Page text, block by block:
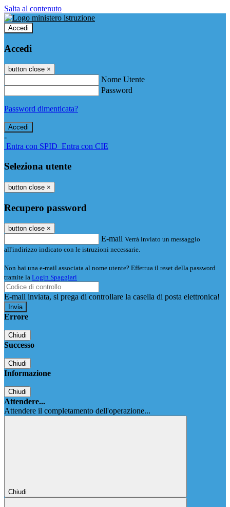
Salta al contenuto
Accedi
Accedi
button close ×
Nome Utente
Password
Password dimenticata?
-
Entra con SPID Entra con CIE
Seleziona utente
button close ×
Recupero password
button close ×
E-mail Verrà inviato un messaggio
all'indirizzo indicato con le istruzioni necessarie.
Non hai una e-mail associata al nome utente? Effettua il reset della password
tramite la Login Spaggiari
E-mail inviata, si prega di controllare la casella di posta elettronica!
Errore
Chiudi
Successo
Chiudi
Informazione
Chiudi
Attendere...
Attendere il completamento dell'operazione...
Chiudi